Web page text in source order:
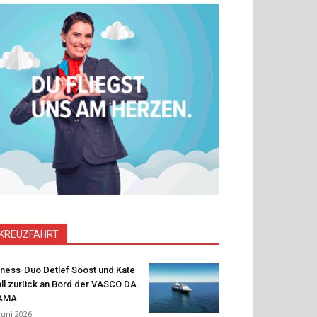
KREUZFAHRT
Duo Detlef Soost und Kate
zurück an Bord der VASCO DA
2026